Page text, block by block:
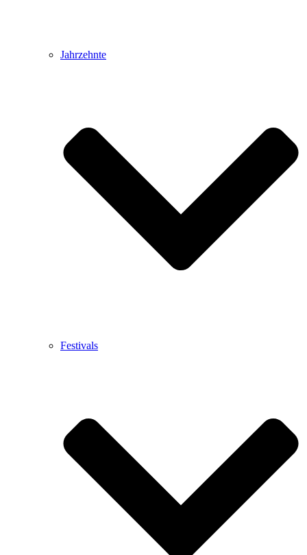
Jahrzehnte
Festivals